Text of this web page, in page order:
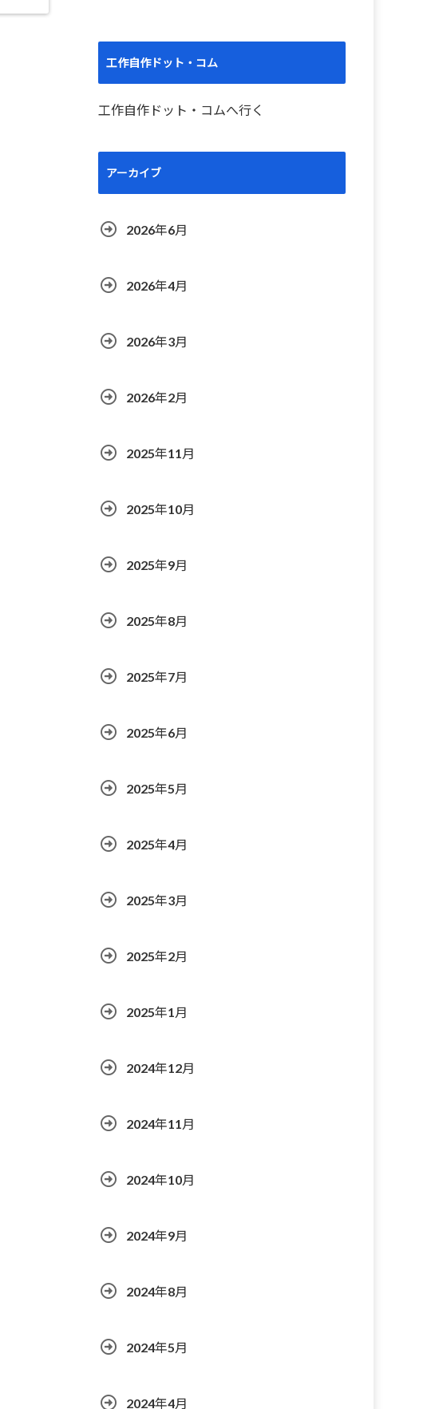
工作自作ドット・コム
工作自作ドット・コムへ行く
アーカイブ
2026年6月
2026年4月
2026年3月
2026年2月
2025年11月
2025年10月
2025年9月
2025年8月
2025年7月
2025年6月
2025年5月
2025年4月
2025年3月
2025年2月
2025年1月
2024年12月
2024年11月
2024年10月
2024年9月
2024年8月
2024年5月
2024年4月